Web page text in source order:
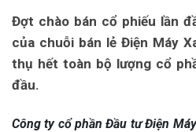
Đợt chào bán cổ phiếu lần
của chuỗi bán lẻ Điện Máy
thụ hết toàn bộ lượng cổ
đầu.
Công ty cổ phần Đầu tư Điện